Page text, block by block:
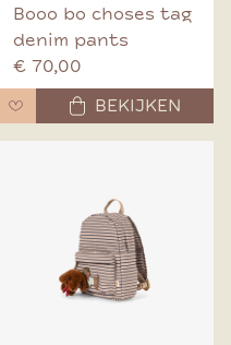
Booo bo choses tag
denim pants
€ 70,00
BEKIJKEN